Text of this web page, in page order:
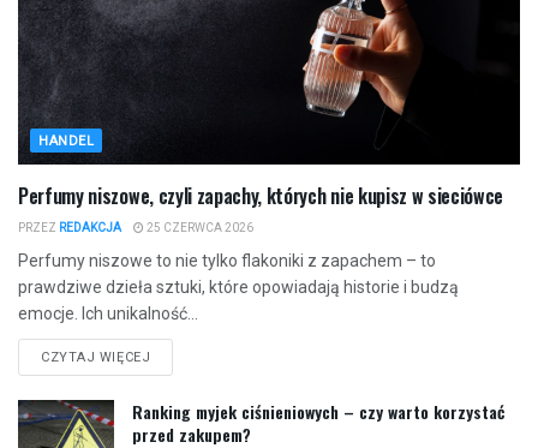
HANDEL
Perfumy niszowe, czyli zapachy, których nie kupisz w sieciówce
PRZEZ REDAKCJA 25 CZERWCA 2026
Perfumy niszowe to nie tylko flakoniki z zapachem – to
prawdziwe dzieła sztuki, które opowiadają historie i budzą
emocje. Ich unikalność...
CZYTAJ WIĘCEJ
Ranking myjek ciśnieniowych – czy warto korzystać
przed zakupem?